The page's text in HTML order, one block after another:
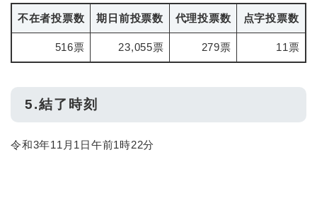
不在者投票数 期日前投票数 代理投票数 点字投票数
516票 23,055票 279票 11票
5.結了時刻
令和3年11月1日午前1時22分